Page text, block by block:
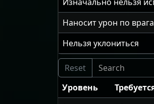
Наносит урон по
Нельзя уклониться
Уровень